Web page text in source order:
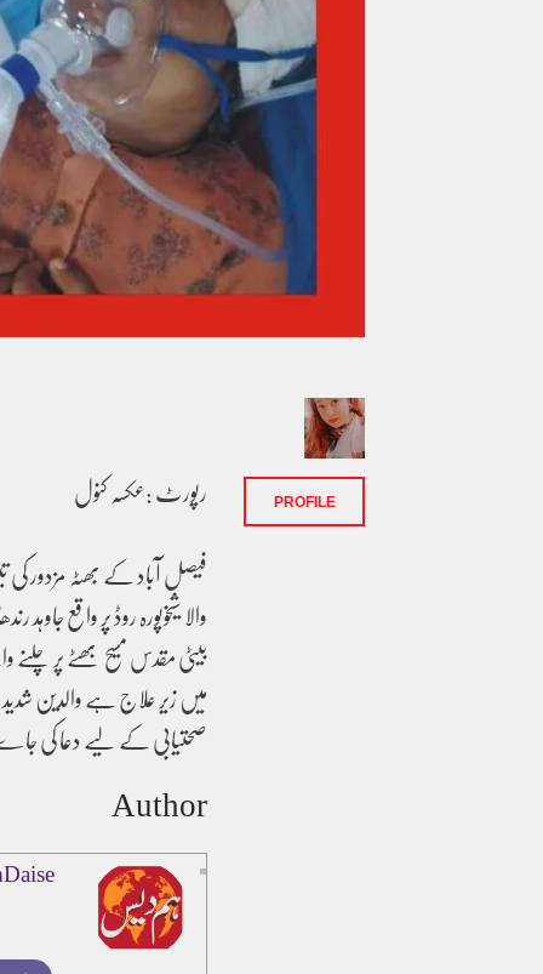
رپورٹ :عکسہ کنول
فیصل آباد کے بھٹہ مزدور کی
والا شیخوپورہ روڈ پر واقع
بیٹی مقدس مسیح بھٹے پر
میں زیر علاج ہے والدین
صحتیابی کے لیے دعا کی
Author
PROFILE